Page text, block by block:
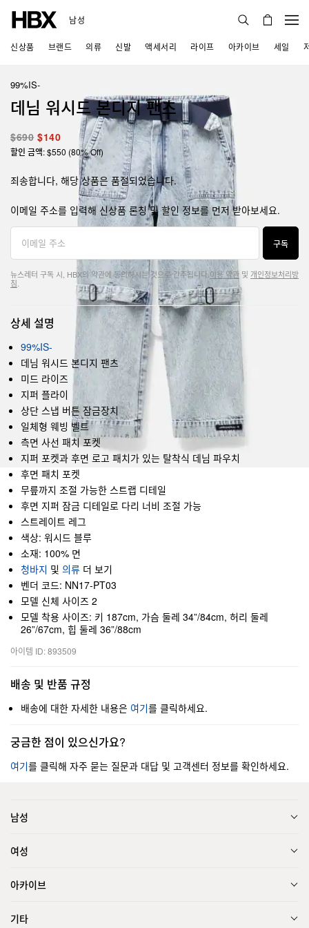
남성
신상품 브랜드 의류 신발 액세서리 라이프 아카이브 세일
99%IS-
데님 워시드 본디지 팬츠
$690 $140
할인 금액: $550 (80% Off)
죄송합니다, 해당 상품은 품절되었습니다.
이메일 주소를 입력해 신상품 론칭 및 할인 정보를 먼저 받아보세요.
구독
뉴스레터 구독 시, HBX의 약관에 동의하시는 것으로 간주됩니다.이용 약관 및 개인정보처리방
침
상세 설명
99%IS-
데님 워시드 본디지 팬츠
미드 라이즈
지퍼 플라이
상단 스냅 버튼 잠금장치
일체형 웨빙 벨트
측면 사선 패치 포켓
지퍼 포켓과 후면 로고 패치가 있는 탈착식 데님 파우치
후면 패치 포켓
무릎까지 조절 가능한 스트랩 디테일
후면 지퍼 잠금 디테일로 다리 너비 조절 가능
스트레이트 레그
색상: 워시드 블루
소재: 100% 면
청바지 및 의류 더 보기
벤더 코드: NN17-PT03
모델 신체 사이즈 2
모델 착용 사이즈: 키 187cm, 가슴 둘레 34”/84cm, 허리 둘레
26”/67cm, 힙 둘레 36”/88cm
아이템 ID: 893509
배송 및 반품 규정
배송에 대한 자세한 내용은 여기를 클릭하세요.
궁금한 점이 있으신가요?
여기를 클릭해 자주 묻는 질문과 대답 및 고객센터 정보를 확인하세요.
남성
여성
아카이브
기타